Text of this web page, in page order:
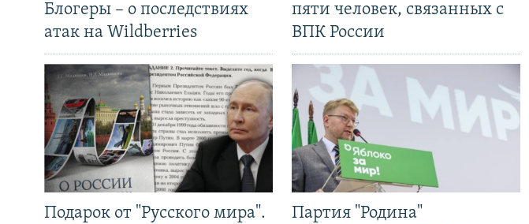
Блогеры – о последствиях
атак на Wildberries
Подарок от "Русского мира".
пяти человек, связанных с
ВПК России
Партия "Родина"